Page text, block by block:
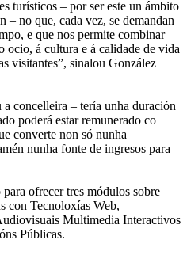
turísticos – por ser este un ámbito
– no que, cada vez, se demandan
e que nos permite combinar
ocio, á cultura e á calidade de vida
visitantes”, sinalou González
concelleira – tería unha duración
poderá estar remunerado co
converte non só nunha
nunha fonte de ingresos para
ofrecer tres módulos sobre
con Tecnoloxías Web,
Multimedia Interactivos
Públicas.